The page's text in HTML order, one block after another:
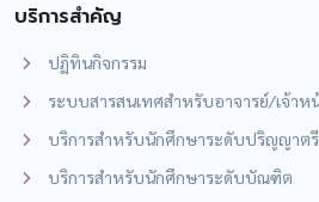
บริการสำคัญ
ปฏิทินกิจกรรม
ระบบสารสนเทศสำหรับอาจารย์/เจ้าห
บริการสำหรับนักศึกษาระดับปริญญาตรี
บริการสำหรับนักศึกษาระดับบัณฑิต